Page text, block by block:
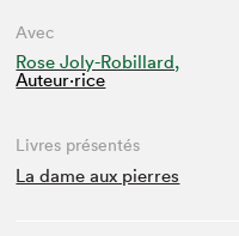
Avec
Rose Joly-Robillard,
Auteur·rice
Livres présentés
La dame aux pierres